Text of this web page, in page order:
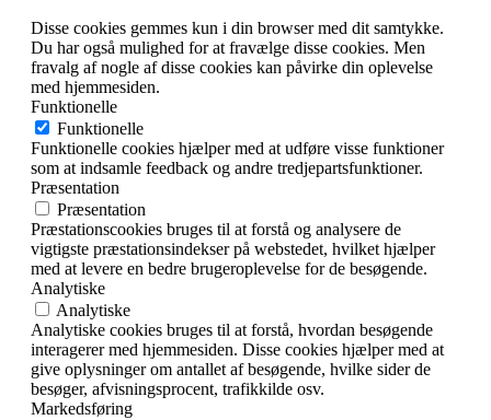
Disse cookies gemmes kun i din browser med dit samtykke.
Du har også mulighed for at fravælge disse cookies. Men
fravalg af nogle af disse cookies kan påvirke din oplevelse
med hjemmesiden.
Funktionelle
Funktionelle
Funktionelle cookies hjælper med at udføre visse funktioner
som at indsamle feedback og andre tredjepartsfunktioner.
Præsentation
Præsentation
Præstationscookies bruges til at forstå og analysere de
vigtigste præstationsindekser på webstedet, hvilket hjælper
med at levere en bedre brugeroplevelse for de besøgende.
Analytiske
Analytiske
Analytiske cookies bruges til at forstå, hvordan besøgende
interagerer med hjemmesiden. Disse cookies hjælper med at
give oplysninger om antallet af besøgende, hvilke sider de
besøger, afvisningsprocent, trafikkilde osv.
Markedsføring